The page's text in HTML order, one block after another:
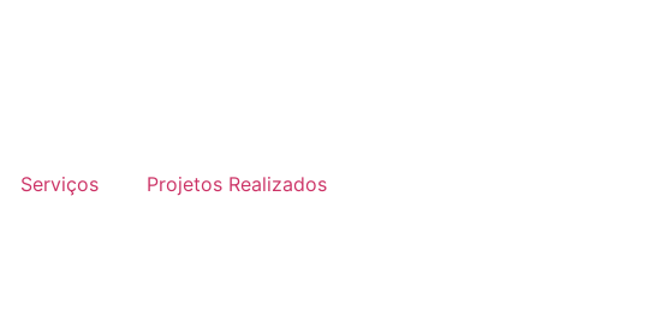
Serviços Projetos Realizados